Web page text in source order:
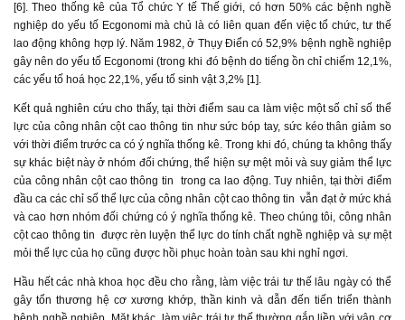
[6]. Theo thống kê của Tổ chức Y tế Thế giới, có hơn 50% các bệnh nghề
nghiệp do yếu tố Ecgonomi mà chủ là có liên quan đến việc tổ chức, tư thế
lao động không hợp lý. Năm 1982, ở Thụy Điển có 52,9% bệnh nghề nghiệp
gây nên do yếu tố Ecgonomi (trong khi đó bệnh do tiếng ồn chỉ chiếm 12,1%,
các yếu tố hoá học 22,1%, yếu tố sinh vật 3,2% [1].
Kết quả nghiên cứu cho thấy, tại thời điểm sau ca làm việc một số chỉ số thể
lực của công nhân cột cao thông tin như sức bóp tay, sức kéo thân giảm so
với thời điểm trước ca có ý nghĩa thống kê. Trong khi đó, chúng ta không thấy
sự khác biệt này ở nhóm đối chứng, thể hiện sự mệt mỏi và suy giảm thể lực
của công nhân cột cao thông tin trong ca lao động. Tuy nhiên, tại thời điểm
đầu ca các chỉ số thể lực của công nhân cột cao thông tin vẫn đạt ở mức khá
và cao hơn nhóm đối chứng có ý nghĩa thống kê. Theo chúng tôi, công nhân
cột cao thông tin được rèn luyện thể lực do tính chất nghề nghiệp và sự mệt
mỏi thể lực của họ cũng được hồi phục hoàn toàn sau khi nghỉ ngơi.
Hầu hết các nhà khoa học đều cho rằng, làm việc trái tư thế lâu ngày có thể
gây tổn thương hệ cơ xương khớp, thần kinh và dẫn đến tiến triển thành